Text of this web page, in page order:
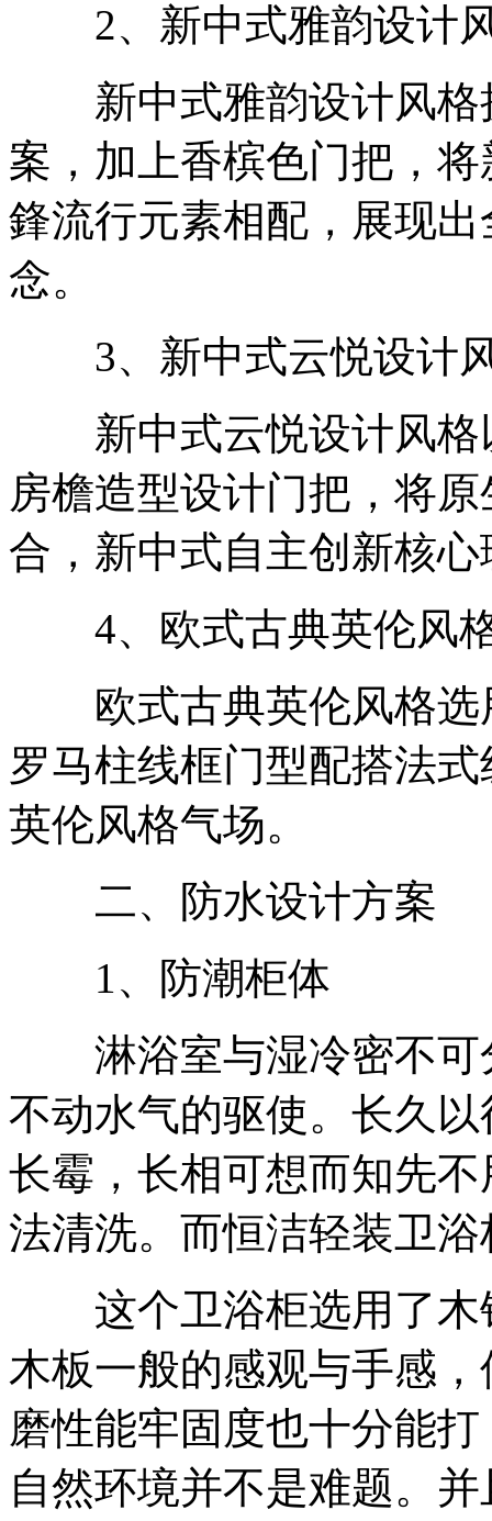
2、新中式雅韵设计
新中式雅韵设计风格
案，加上香槟色门把，
鋒流行元素相配，展现
念。
3、新中式云悦设计
新中式云悦设计风格
房檐造型设计门把，将
合，新中式自主创新核
4、欧式古典英伦风
欧式古典英伦风格选
罗马柱线框门型配搭法
英伦风格气场。
二、防水设计方案
1、防潮柜体
淋浴室与湿冷密不可
不动水气的驱使。长久
长霉，长相可想而知先
法清洗。而恒洁轻装卫
这个卫浴柜选用了木
木板一般的感观与手感
磨性能牢固度也十分能
自然环境并不是难题。